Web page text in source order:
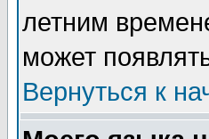
летним
может
Вернуться к